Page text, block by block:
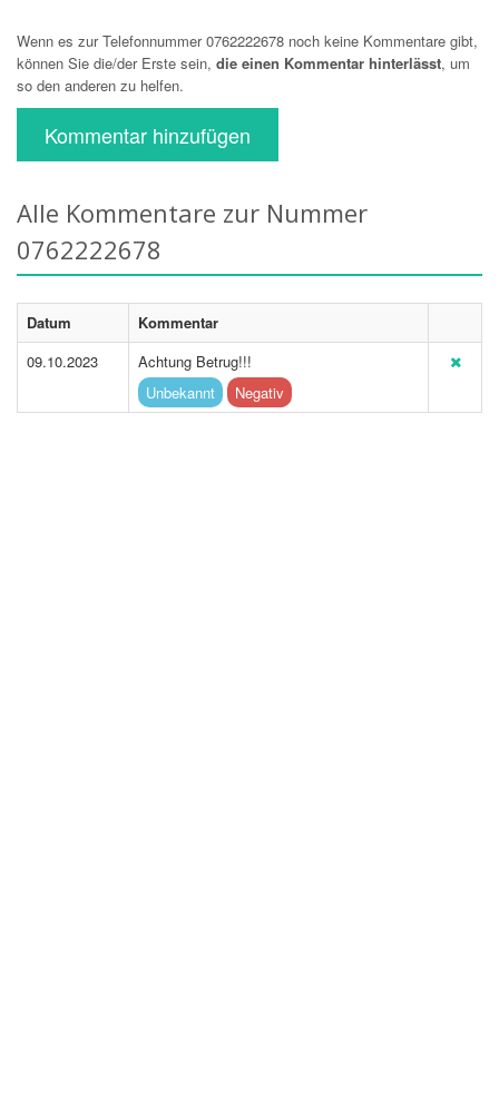
Wenn es zur Telefonnummer 0762222678 noch keine Kommentare gibt,
können Sie die/der Erste sein, die einen Kommentar hinterlässt, um
so den anderen zu helfen.
Kommentar hinzufügen
Alle Kommentare zur Nummer
0762222678
Datum
Kommentar
09.10.2023
Achtung Betrug!!!
Unbekannt
Negativ